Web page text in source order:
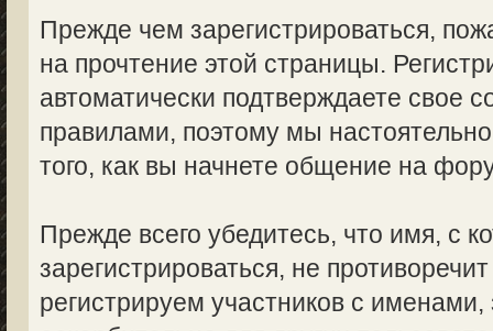
Прежде чем зарегистрироваться,
на прочтение этой страницы.
автоматически подтверждаете свое
правилами, поэтому мы
того, как вы начнете общение на
Прежде всего убедитесь, что имя, с
зарегистрироваться, не
регистрируем участников с